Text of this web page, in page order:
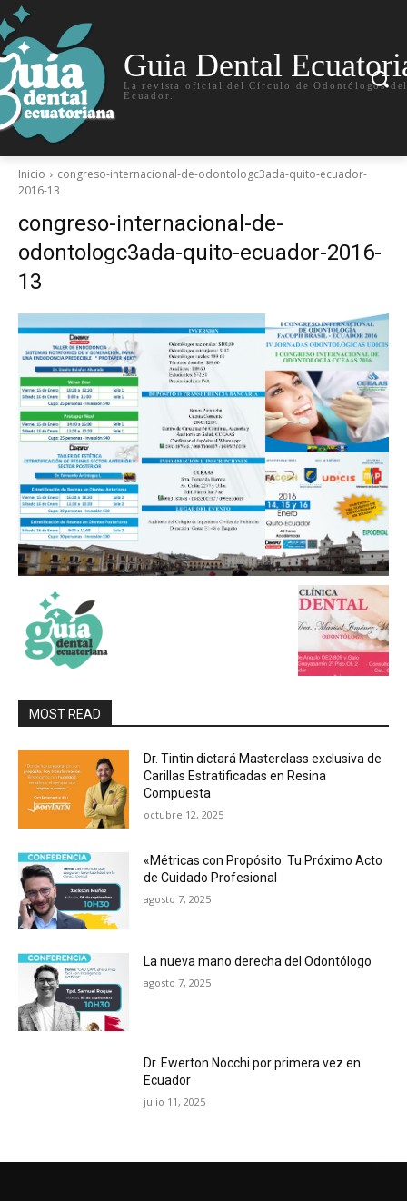
Guia Dental
La revista oficial del Círculo de Odontólogos
Ecuador.
Inicio
congreso-internacional-de-odontologc3ada-quito-ecuador-
2016-13
congreso-internacional-de-
odontologc3ada-quito-ecuador-2016-
13
MOST READ
Dr. Tintin dictará Masterclass exclusiva de
Carillas Estratificadas en Resina
Compuesta
octubre 12, 2025
«Métricas con Propósito: Tu Próximo Acto
de Cuidado Profesional
agosto 7, 2025
La nueva mano derecha del Odontólogo
agosto 7, 2025
Dr. Ewerton Nocchi por primera vez en
Ecuador
julio 11, 2025